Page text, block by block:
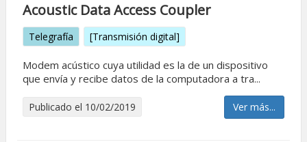
Acoustic Data Access Coupler
Telegrafía [Transmisión digital]
Modem acústico cuya utilidad es la de un dispositivo
que enví­a y recibe datos de la computadora a tra...
Publicado el 10/02/2019 Ver más...